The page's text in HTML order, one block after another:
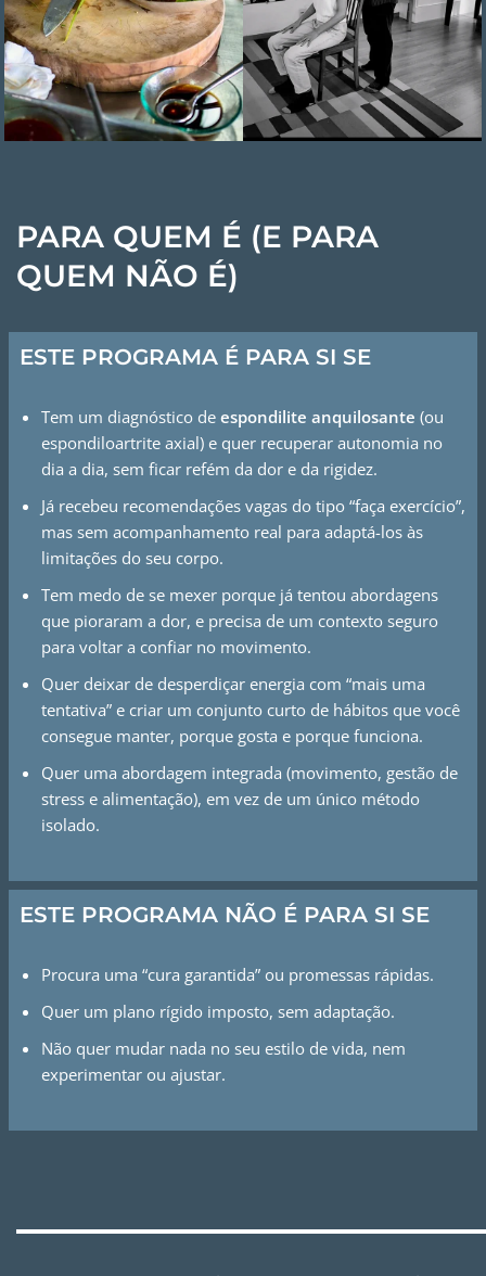
PARA QUEM É (E PARA
QUEM NÃO É)
ESTE PROGRAMA É PARA SI SE
Tem um diagnóstico deespondilite anquilosante (ou
espondiloartrite axial) e quer recuperar autonomia no
dia a dia, sem ficar refém da dor e da rigidez.
Já recebeu recomendações vagas do tipo “faça exercício”,
mas sem acompanhamento real para adaptá-los às
limitações do seu corpo.
Tem medo de se mexer porque já tentou abordagens
que pioraram a dor, e precisa de um contexto seguro
para voltar a confiar no movimento.
Quer deixar de desperdiçar energia com “mais uma
tentativa” e criar um conjunto curto de hábitos que você
consegue manter, porque gosta e porque funciona.
Quer uma abordagem integrada (movimento, gestão de
stress e alimentação), em vez de um único método
isolado.
ESTE PROGRAMA NÃO É PARA SI SE
Procura uma “cura garantida” ou promessas rápidas.
Quer um plano rígido imposto, sem adaptação.
Não quer mudar nada no seu estilo de vida, nem
experimentar ou ajustar.